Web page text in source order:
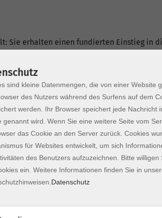
Sie erhalten einen fundierten Einstieg in
Nach welcher Art
in überschaubare Phasen
können.
bis wann und wie viel wird es
und eigene Ressourcen zugewiesen
Anlässe eine Rolle spielen.
definiert und die Projektunterlagen erstellt
Die einzelnen Module
ggf. mit entsprechenden
sind kleine Datenmengen, die von einer Website
des Nutzers während des Surfens auf dem
werden. Ihr Browser speichert jede Nachricht
genannt wird. Wenn Sie eine weitere Seite vom
das Cookie an den Server zurück. Cookies
für Websites entwickelt, um sich
des Benutzers aufzuzeichnen. Bitte willigen
ein. Weitere Informationen finden Sie in
Datenschutz